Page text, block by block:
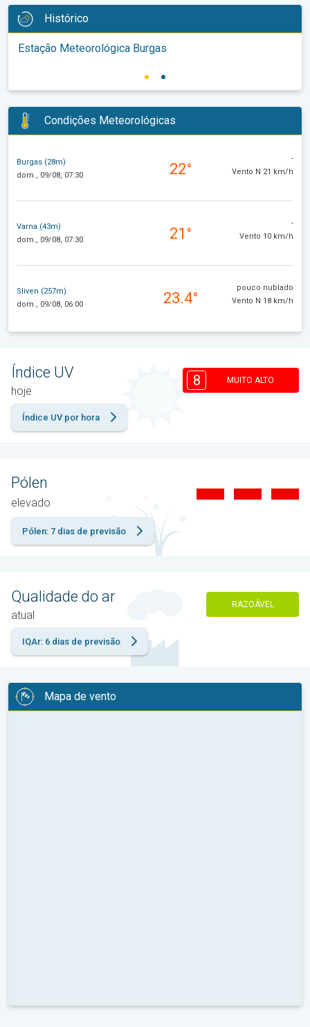
Histórico
Estação Meteorológica Burgas
Condições Meteorológicas
Burgas (28m)
dom., 09/08, 07:30
22°
-
Vento N 21 km/h
Varna (43m)
dom., 09/08, 07:30
21°
-
Vento 10 km/h
Sliven (257m)
dom., 09/08, 06:00
23.4°
pouco nublado
Vento N 18 km/h
Índice UV
hoje
8 MUITO ALTO
Índice UV por hora
Pólen
elevado
Pólen: 7 dias de previsão
Qualidade do ar
atual
RAZOÁVEL
IQAr: 6 dias de previsão
Mapa de vento